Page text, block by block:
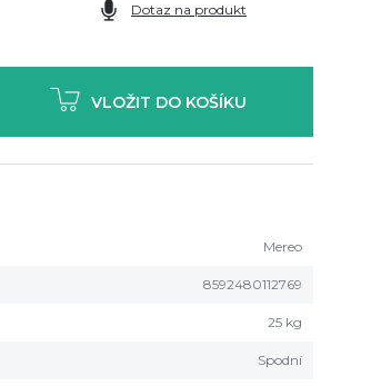
Dotaz na produkt
VLOŽIT DO KOŠÍKU
Mereo
8592480112769
25 kg
Spodní